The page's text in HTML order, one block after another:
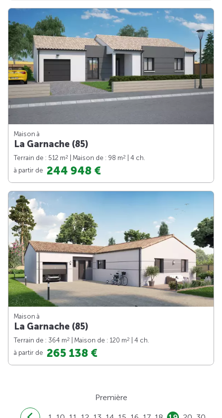
Maison à
La Garnache (85)
Terrain de : 512 m2 | Maison de : 98 m2
| 4 ch.
à partir de 244 948 €
Maison à
La Garnache (85)
Terrain de : 364 m2 | Maison de : 120 m2
| 4 ch.
à partir de 265 138 €
Première